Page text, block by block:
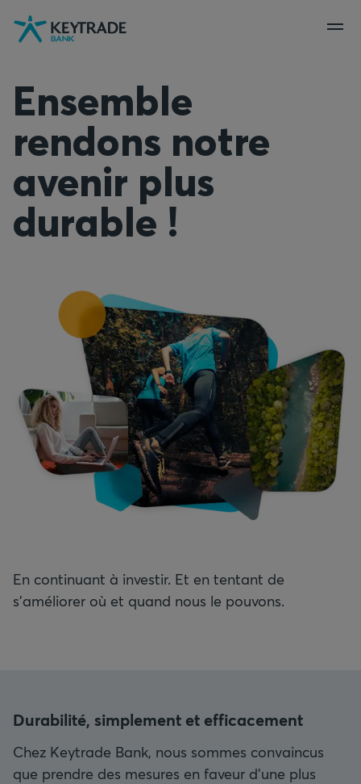
Aller
Aller
Aller
au
Ensemble
rendons notre
avenir plus
durable !
En continuant à investir. Et en tentant de
s'améliorer où et quand nous le pouvons.
Durabilité, simplement et efficacement
Chez Keytrade Bank, nous sommes convaincus
que prendre des mesures en faveur d’une plus